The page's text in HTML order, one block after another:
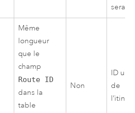
sera
Même
longueur
que le
champ
Route ID
dans la
table
Non
ID
de